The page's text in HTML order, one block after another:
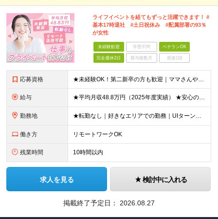
ライフイベントを経てもずっと活躍できます！ #
基本17時退社 #土日祝休み #配属部署の93％
が女性
未経験歓迎 学歴不問 ベテランOK
完全週休2日 賞与複数月 面接1回
応募資格 ★未経験OK！第二新卒の方も歓迎｜ママさんやブランクありの方など、20～50代女性が多数活躍中♪ ◆高卒以上 ◆社会人経験をお持ちの方 - 業界・業種・職種・経験年数は問いません。 «こんな方が
給与 ★平均月収48.8万円（2025年度実績） ★安心の固定給＋賞与年2回＋インセンティブ！手当も充実 月給21万円～23万円＋諸手当＋インセンティブ＋賞与年2回 ※給与は年間平均の税込定例給与です。賞
勤務地 ★転勤なし｜好きなエリアでの勤務｜UIターン歓迎 全国47都道府県にある支社のいずれかにて勤務していただきます。 ＜募集エリア＞ ◆北海道・東北：北海道/青森/宮城/岩手/秋田/山形/福島
働き方 リモートワークOK
残業時間 10時間以内
求人を見る 検討中に入れる
掲載終了予定日： 2026.08.27